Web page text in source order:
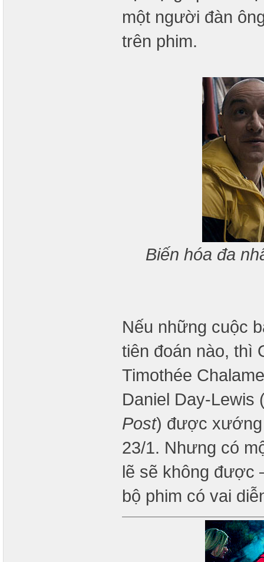
một người đàn
trên phim.
Biến hóa đa
Nếu những cuộc
tiên đoán nào, thì
Timothée
Daniel Day-Lewis
Post) được xướng
23/1. Nhưng có
lẽ sẽ không được
bộ phim có vai